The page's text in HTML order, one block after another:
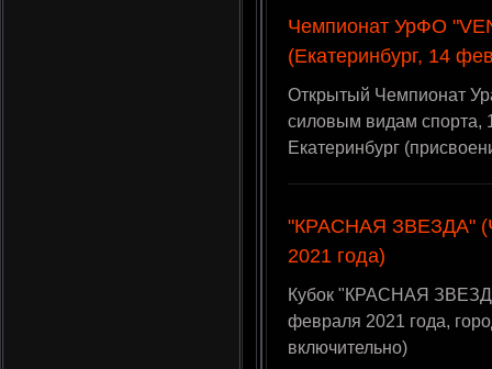
Чемпионат УрФО
(Екатеринбург, 14
Открытый Чемпионат
силовым видам спорта,
Екатеринбург
"КРАСНАЯ ЗВЕЗДА"
2021 года)
Кубок "КРАСНАЯ
февраля 2021 года,
включительно)